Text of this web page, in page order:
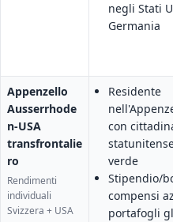
negli Stati
Germania
Appenzello
Ausserrhode
n-USA
transfrontalie
ro
Rendimenti
individuali
Svizzera + USA
Residente
con
verde
Stipendio/
compensi
portafogli